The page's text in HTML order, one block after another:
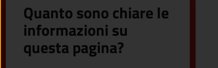
Quanto sono chiare le
informazioni su
questa pagina?